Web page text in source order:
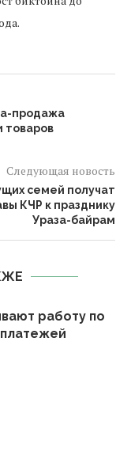
продажа
товаров
Следующая новость
семей получат
КЧР к празднику
Ураза-байрам
работу по